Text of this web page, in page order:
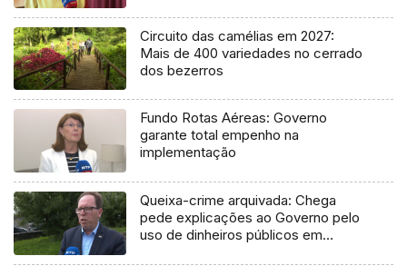
Circuito das camélias em 2027:
Mais de 400 variedades no cerrado
dos bezerros
Fundo Rotas Aéreas: Governo
garante total empenho na
implementação
Queixa-crime arquivada: Chega
pede explicações ao Governo pelo
uso de dinheiros públicos em